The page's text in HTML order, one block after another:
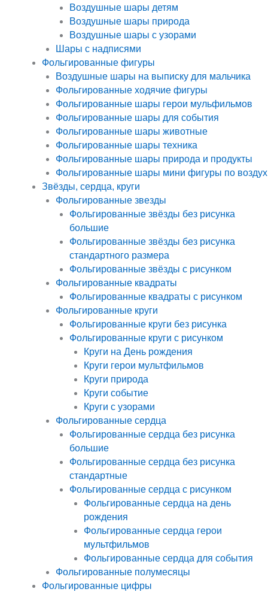
Воздушные шары детям
Воздушные шары природа
Воздушные шары с узорами
Шары с надписями
Фольгированные фигуры
Воздушные шары на выписку для мальчика
Фольгированные ходячие фигуры
Фольгированные шары герои мульфильмов
Фольгированные шары для события
Фольгированные шары животные
Фольгированные шары техника
Фольгированные шары природа и продукты
Фольгированные шары мини фигуры по воздух
Звёзды, сердца, круги
Фольгированные звезды
Фольгированные звёзды без рисунка
большие
Фольгированные звёзды без рисунка
стандартного размера
Фольгированные звёзды с рисунком
Фольгированные квадраты
Фольгированные квадраты с рисунком
Фольгированные круги
Фольгированные круги без рисунка
Фольгированные круги с рисунком
Круги на День рождения
Круги герои мультфильмов
Круги природа
Круги событие
Круги с узорами
Фольгированные сердца
Фольгированные сердца без рисунка
большие
Фольгированные сердца без рисунка
стандартные
Фольгированные сердца с рисунком
Фольгированные сердца на день
рождения
Фольгированные сердца герои
мультфильмов
Фольгированные сердца для события
Фольгированные полумесяцы
Фольгированные цифры